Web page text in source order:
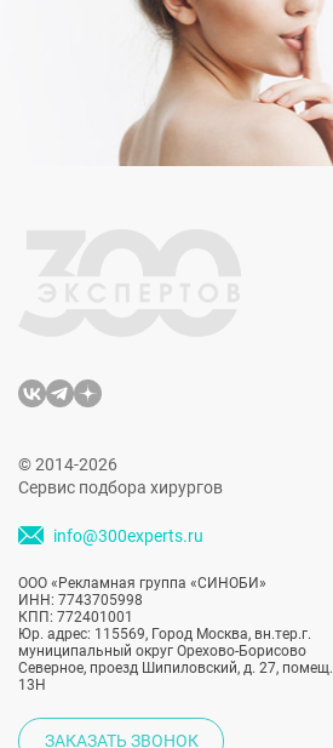
© 2014-2026
Сервис подбора хирургов
info@300experts.ru
ООО «Рекламная группа «СИНОБИ»
ИНН: 7743705998
КПП: 772401001
Юр. адрес: 115569, Город Москва, вн.тер.г.
муниципальный округ Орехово-Борисово
Северное, проезд Шипиловский, д. 27, помещ.
13Н
ЗАКАЗАТЬ ЗВОНОК